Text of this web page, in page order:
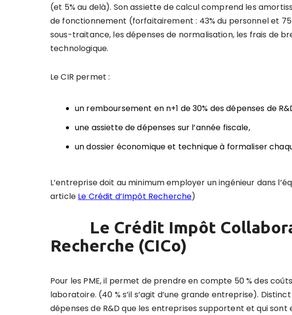
(et 5% au delà). Son assiette de calcul comprend les
de fonctionnement (forfaitairement : 43% du personnel et
sous-traitance, les dépenses de normalisation, les frais de
technologique.
Le CIR permet :
un remboursement en n+1 de 30% des dépenses de
une assiette de dépenses sur l’année fiscale,
un dossier économique et technique à formaliser
L’entreprise doit au minimum employer un ingénieur dans
article Le Crédit d’Impôt Recherche)
Le Crédit Impôt
Recherche (CICo)
Pour les PME, il permet de prendre en compte 50 % des
laboratoire. (40 % s’il s’agit d’une grande entreprise).
dépenses de R&D que les entreprises supportent et qui sont